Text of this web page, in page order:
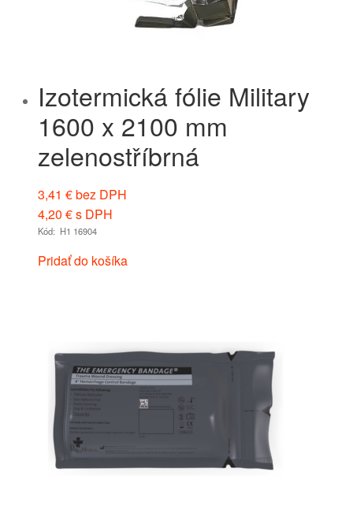
Izotermická fólie Military
1600 x 2100 mm
zelenostříbrná
3,41 €bez DPH
4,20 €s DPH
Kód: H1 16904
Pridať do košíka